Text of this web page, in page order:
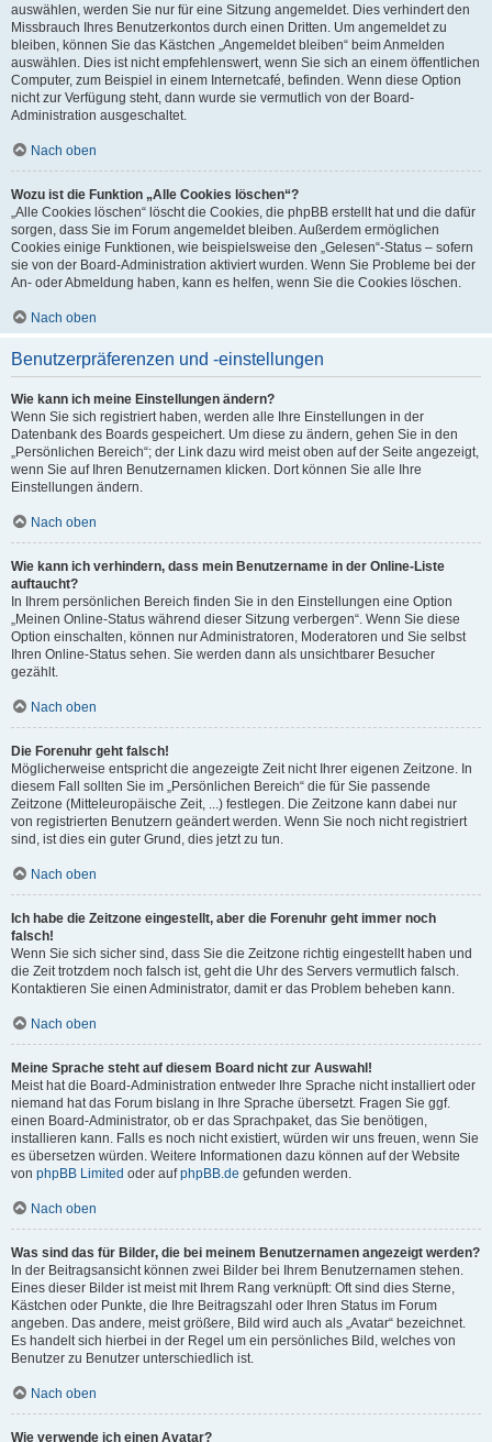
auswählen, werden Sie nur für eine Sitzung angemeldet. Dies verhindert den
Missbrauch Ihres Benutzerkontos durch einen Dritten. Um angemeldet zu
bleiben, können Sie das Kästchen „Angemeldet bleiben“ beim Anmelden
auswählen. Dies ist nicht empfehlenswert, wenn Sie sich an einem öffentlichen
Computer, zum Beispiel in einem Internetcafé, befinden. Wenn diese Option
nicht zur Verfügung steht, dann wurde sie vermutlich von der Board-
Administration ausgeschaltet.
Nach oben
Wozu ist die Funktion „Alle Cookies löschen“?
„Alle Cookies löschen“ löscht die Cookies, die phpBB erstellt hat und die dafür
sorgen, dass Sie im Forum angemeldet bleiben. Außerdem ermöglichen
Cookies einige Funktionen, wie beispielsweise den „Gelesen“-Status – sofern
sie von der Board-Administration aktiviert wurden. Wenn Sie Probleme bei der
An- oder Abmeldung haben, kann es helfen, wenn Sie die Cookies löschen.
Nach oben
Benutzerpräferenzen und -einstellungen
Wie kann ich meine Einstellungen ändern?
Wenn Sie sich registriert haben, werden alle Ihre Einstellungen in der
Datenbank des Boards gespeichert. Um diese zu ändern, gehen Sie in den
„Persönlichen Bereich“; der Link dazu wird meist oben auf der Seite angezeigt,
wenn Sie auf Ihren Benutzernamen klicken. Dort können Sie alle Ihre
Einstellungen ändern.
Nach oben
Wie kann ich verhindern, dass mein Benutzername in der Online-Liste
auftaucht?
In Ihrem persönlichen Bereich finden Sie in den Einstellungen eine Option
„Meinen Online-Status während dieser Sitzung verbergen“. Wenn Sie diese
Option einschalten, können nur Administratoren, Moderatoren und Sie selbst
Ihren Online-Status sehen. Sie werden dann als unsichtbarer Besucher
gezählt.
Nach oben
Die Forenuhr geht falsch!
Möglicherweise entspricht die angezeigte Zeit nicht Ihrer eigenen Zeitzone. In
diesem Fall sollten Sie im „Persönlichen Bereich“ die für Sie passende
Zeitzone (Mitteleuropäische Zeit, ...) festlegen. Die Zeitzone kann dabei nur
von registrierten Benutzern geändert werden. Wenn Sie noch nicht registriert
sind, ist dies ein guter Grund, dies jetzt zu tun.
Nach oben
Ich habe die Zeitzone eingestellt, aber die Forenuhr geht immer noch
falsch!
Wenn Sie sich sicher sind, dass Sie die Zeitzone richtig eingestellt haben und
die Zeit trotzdem noch falsch ist, geht die Uhr des Servers vermutlich falsch.
Kontaktieren Sie einen Administrator, damit er das Problem beheben kann.
Nach oben
Meine Sprache steht auf diesem Board nicht zur Auswahl!
Meist hat die Board-Administration entweder Ihre Sprache nicht installiert oder
niemand hat das Forum bislang in Ihre Sprache übersetzt. Fragen Sie ggf.
einen Board-Administrator, ob er das Sprachpaket, das Sie benötigen,
installieren kann. Falls es noch nicht existiert, würden wir uns freuen, wenn Sie
es übersetzen würden. Weitere Informationen dazu können auf der Website
von phpBB Limited oder aufphpBB.de gefunden werden.
Nach oben
Was sind das für Bilder, die bei meinem Benutzernamen angezeigt werden?
In der Beitragsansicht können zwei Bilder bei Ihrem Benutzernamen stehen.
Eines dieser Bilder ist meist mit Ihrem Rang verknüpft: Oft sind dies Sterne,
Kästchen oder Punkte, die Ihre Beitragszahl oder Ihren Status im Forum
angeben. Das andere, meist größere, Bild wird auch als „Avatar“ bezeichnet.
Es handelt sich hierbei in der Regel um ein persönliches Bild, welches von
Benutzer zu Benutzer unterschiedlich ist.
Nach oben
Wie verwende ich einen Avatar?